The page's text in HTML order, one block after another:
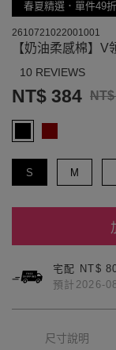
春夏精選．單件49
2610721022001001
【奶油柔感棉】
10 REVIEWS
NT$ 384
S M
宅配 NT$
預計2026-
尺寸說明